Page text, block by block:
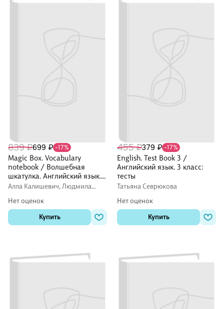
839 ₽699 ₽ -17%
Magic Box. Vocabulary
notebook / Волшебная
шкатулка. Английский язык.
3-4 классы. Тетрадь-
Алла Калишевич, Людмила
Нет оценок
Купить
455 ₽379 ₽ -17%
English. Test Book 3 /
Английский язык. 3 класс:
тесты
Татьяна Севрюкова
Нет оценок
Купить